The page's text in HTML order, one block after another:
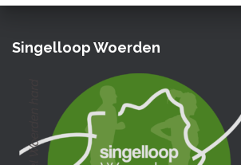
Singelloop Woerden